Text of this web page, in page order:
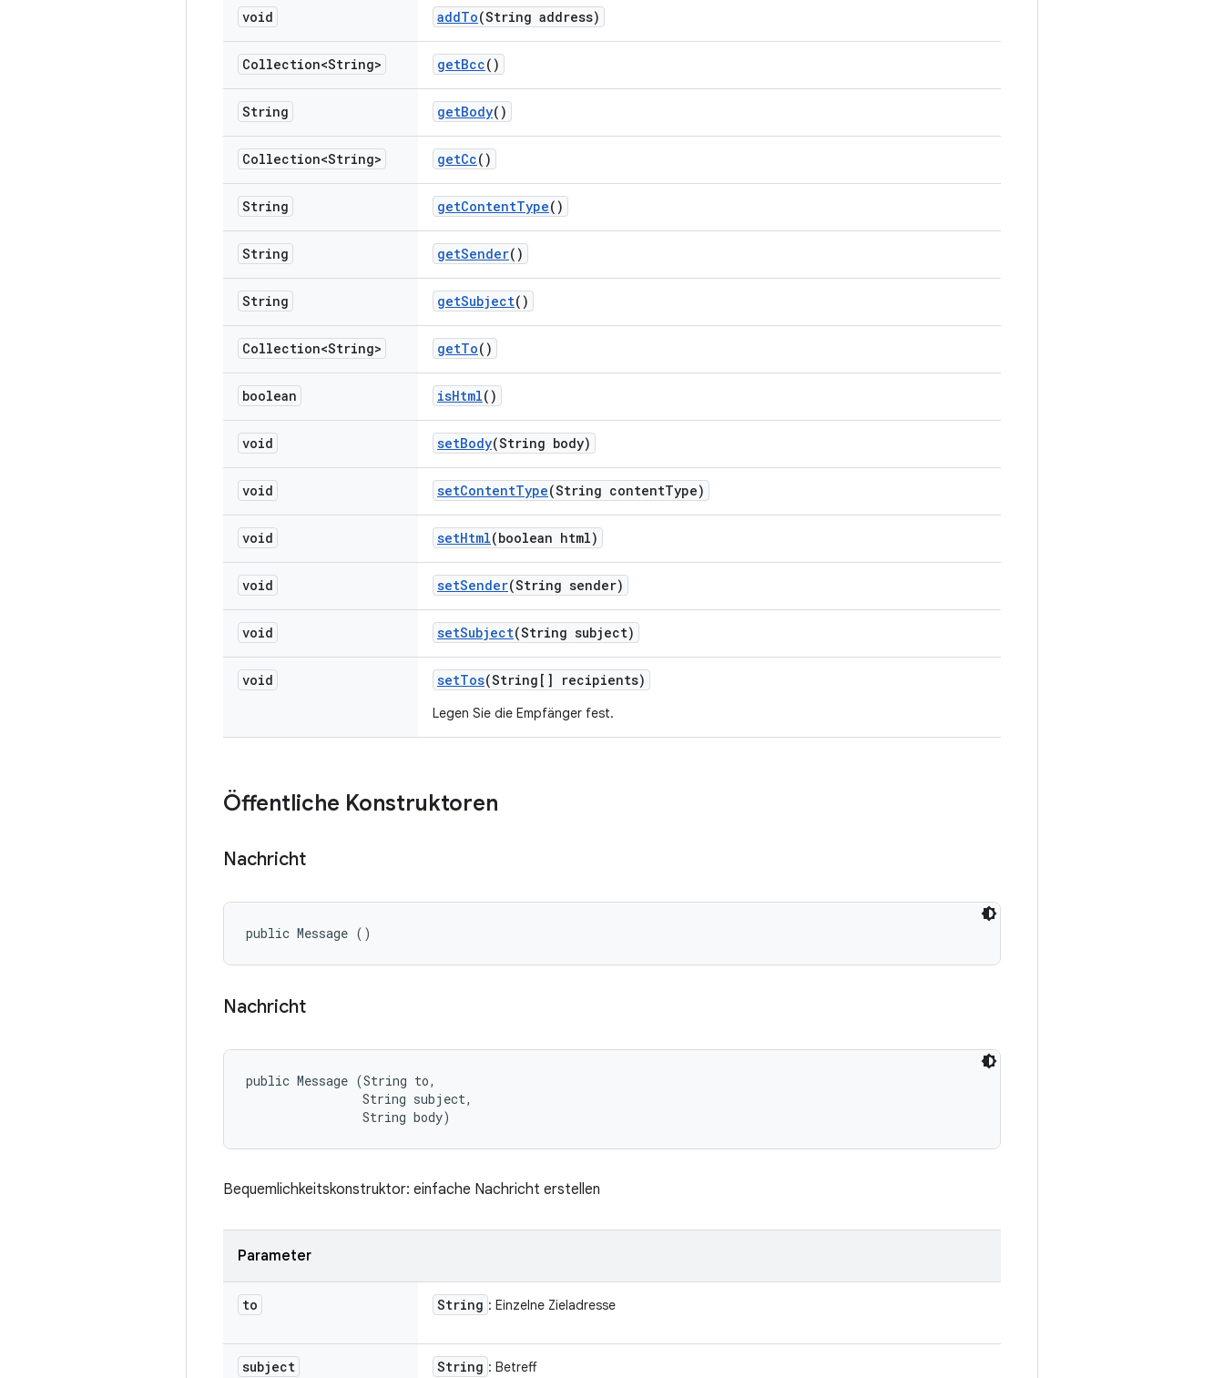
void addTo(String address)
Collection<String> getBcc()
String getBody()
Collection<String> getCc()
String getContentType()
String getSender()
String getSubject()
Collection<String> getTo()
boolean isHtml()
void setBody(String body)
void setContentType(String contentType)
void setHtml(boolean html)
void setSender(String sender)
void setSubject(String subject)
void setTos(String[] recipients)
Legen Sie die Empfänger fest.
Öffentliche Konstruktoren
Nachricht
public Message ()
Nachricht
public Message (String to,
                String subject,
                String body)
Bequemlichkeitskonstruktor: einfache Nachricht erstellen
Parameter
to String : Einzelne Zieladresse
subject String : Betreff